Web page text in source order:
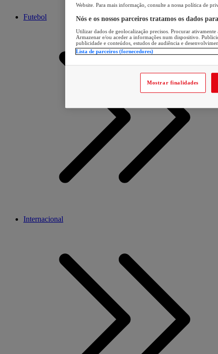
Futebol
Internacional
Website. Para mais informação, consulte a nossa política de
Nós e os nossos parceiros tratamos os dados
Utilizar dados de geolocalização precisos. Procurar
Armazenar e/ou aceder a informações num dispositivo.
publicidade e conteúdos, estudos de audiência e
Lista de parceiros (fornecedores)
Mostrar finalidades